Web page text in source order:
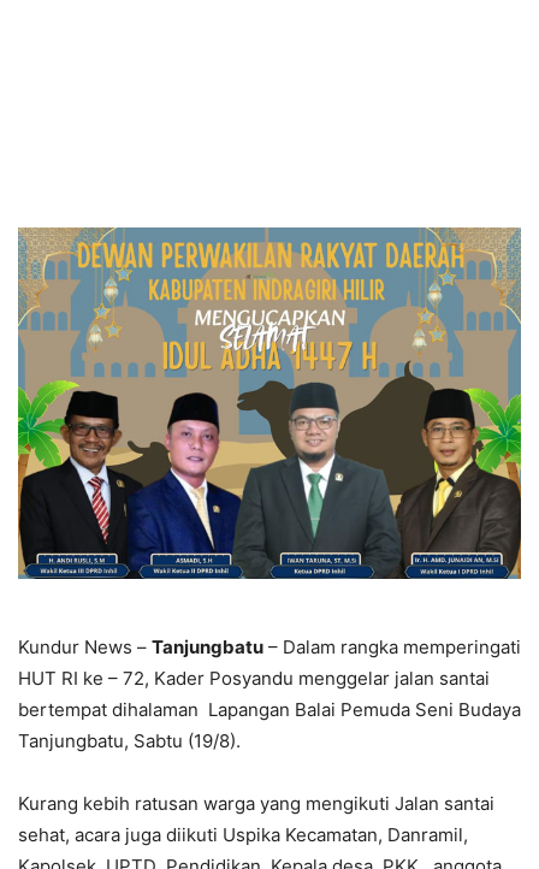
Kundur News – Tanjungbatu – Dalam rangka memperingati
HUT RI ke – 72, Kader Posyandu menggelar jalan santai
bertempat dihalaman Lapangan Balai Pemuda Seni Budaya
Tanjungbatu, Sabtu (19/8).
Kurang kebih ratusan warga yang mengikuti Jalan santai
‎sehat, acara juga diikuti Uspika Kecamatan, Danramil,